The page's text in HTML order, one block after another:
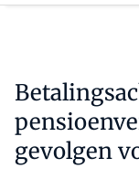
gevolgen